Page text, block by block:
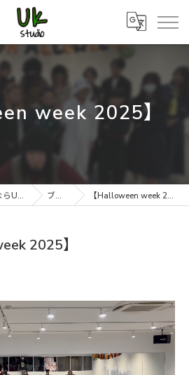
week 2025】
岐阜のダンススクールならUK studio ブログ 【Halloween week 2025】
2025】